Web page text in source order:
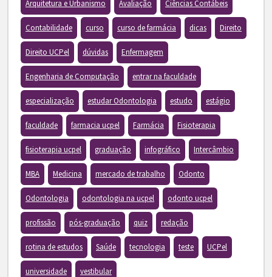
Arquitetura e Urbanismo Avaliação Ciências Contábeis
Contabilidade curso curso de farmácia dicas Direito
Direito UCPel dúvidas Enfermagem
Engenharia de Computação entrar na faculdade
especialização estudar Odontologia estudo estágio
faculdade farmacia ucpel Farmácia Fisioterapia
fisioterapia ucpel graduação infográfico Intercâmbio
MBA Medicina mercado de trabalho Odonto
Odontologia odontologia na ucpel odonto ucpel
profissão pós-graduação quiz redação
rotina de estudos Saúde tecnologia teste UCPel
universidade vestibular